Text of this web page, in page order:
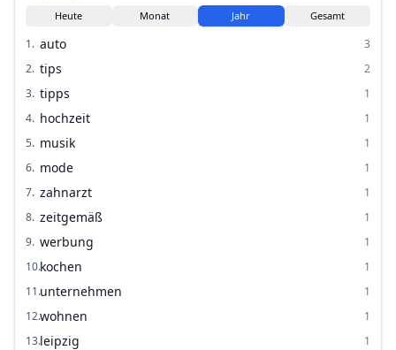
Heute Monat Jahr Gesamt
1. auto
3
2. tips
2
3. tipps
1
4. hochzeit
1
5. musik
1
6. mode
1
7. zahnarzt
1
8. zeitgemäß
1
9. werbung
1
10.kochen
1
11.unternehmen
1
12.wohnen
1
13.leipzig
1